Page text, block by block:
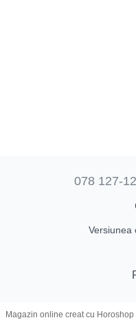
078 127-
Versiunea
Magazin online creat cu Horoshop